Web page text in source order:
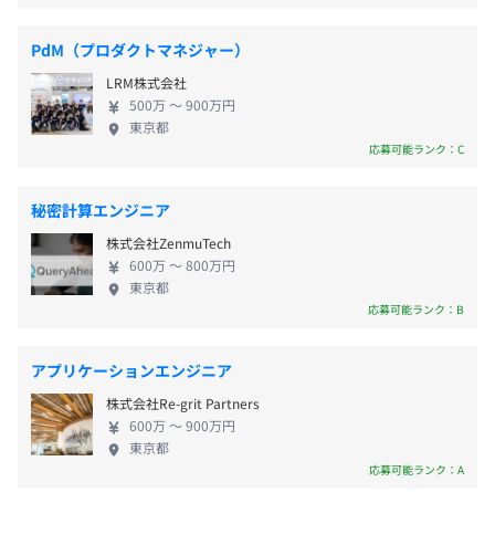
現在は、在宅勤務のため、下記はホストPC側のスペック
となります。在宅利用のクライアントPCはリモート接続
に必要なスペックとなります。在宅利用のモニタ、周辺機
開発に必要十分なスペックのWindowsマシン
現行例：CPU：core i7相当、メモリ：32GB、SSD：
250GB程度のWindowsPC
オブジェクト指向、アジャイル、テスト駆動開発、プロト
タイピング
・交通費全額支給
・賞与年2回（夏1.5ヶ月、冬2.5ヶ月の計4ヶ月の実績あ
り。合計月給3ヶ月分以上の賞与を支給します）
社負担
きます。もちろん、その為の書籍代やセミナー受講料
は会社が全額負担。なりたいエンジニアを目指し、
成長できます。
PdM（プロダクトマネジャー）
LRM株式会社
500万 〜 900万円
東京都
応募可能ランク：C
秘密計算エンジニア
株式会社ZenmuTech
600万 〜 800万円
東京都
応募可能ランク：B
アプリケーションエンジニア
株式会社Re-grit Partners
600万 〜 900万円
東京都
応募可能ランク：A